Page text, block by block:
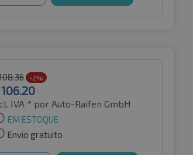
-2%
106.20
IVA * por Auto-Raifen GmbH
EM ESTOQUE
Envio gratuito